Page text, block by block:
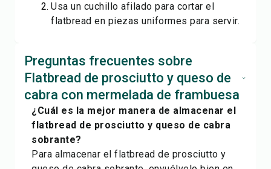
Usa un cuchillo afilado para cortar el
flatbread en piezas uniformes para servir.
Preguntas frecuentes sobre
Flatbread de prosciutto y queso de
cabra con mermelada de frambuesa
¿Cuál es la mejor manera de almacenar el
flatbread de prosciutto y queso de cabra
sobrante?
Para almacenar el flatbread de prosciutto y